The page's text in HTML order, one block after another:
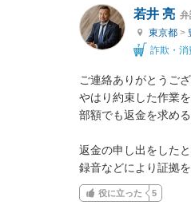
若井 亮
東京都 >
詐欺・消
ご連絡ありがとうござ
やはり約束した作業
部額でも返金を求め
返金の申し出をした
録音などにより証拠
役に立った 5